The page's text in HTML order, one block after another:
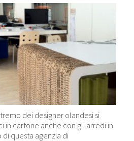
dei designer olandesi si
in cartone anche con gli arredi in
questa agenzia di